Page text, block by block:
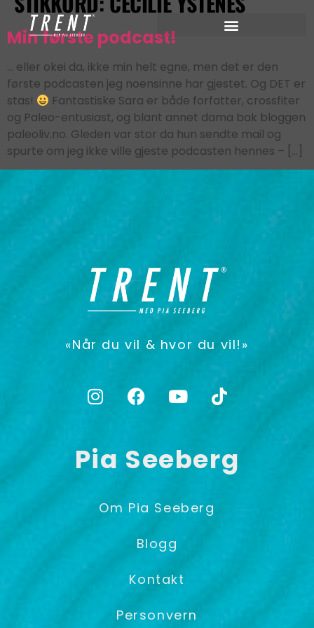
Min første podcast!
… eller okei da, ikke min helt egne, men det er den
første podcasten jeg noensinne har gjestet. Og DET er
stas!
Fantastiske Sara er både forfatter, crossfiter
og Paleo-entusiast, og blant annet dama bak bloggen
paleoliv.no. Gleden var stor da hun sendte mail og
spurte om jeg ikke ville gjeste podcasten hennes – […]
«Når du vil & hvor du vil!»
Pia Seeberg
Om Pia Seeberg
Blogg
Kontakt
Personvern